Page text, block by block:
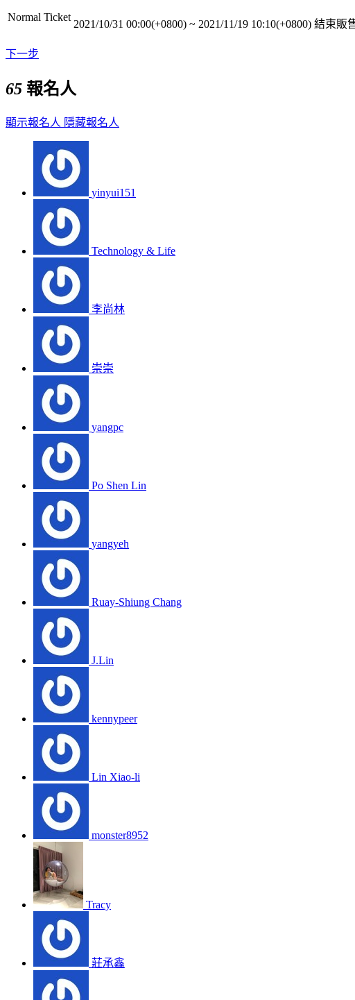
Normal Ticket
2021/10/31 00:00(+0800) ~ 2021/11/19 10:10(+0800) 結束販
下一步
65 報名人
顯示報名人 隱藏報名人
yinyui151
Technology & Life
李尚林
崇崇
yangpc
Po Shen Lin
yangyeh
Ruay-Shiung Chang
J.Lin
kennypeer
Lin Xiao-li
monster8952
Tracy
莊承鑫